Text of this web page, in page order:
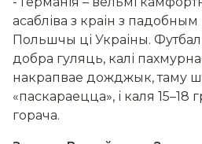
асабліва з краін з падобным
Польшчы ці Украіны.
добра гуляць, калі
накрапвае дожджык, таму
«паскараецца», і каля 15–18
горача.